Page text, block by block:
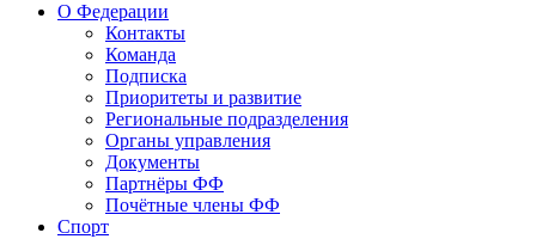
О Федерации
Контакты
Команда
Подписка
Приоритеты и развитие
Региональные подразделения
Органы управления
Документы
Партнёры ФФ
Почётные члены ФФ
Спорт